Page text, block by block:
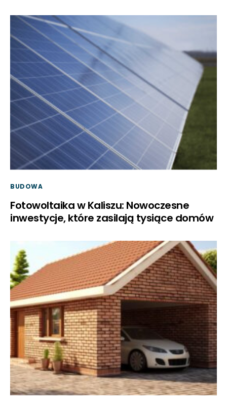
BUDOWA
Fotowoltaika w Kaliszu: Nowoczesne
inwestycje, które zasilają tysiące domów